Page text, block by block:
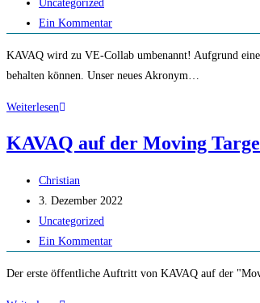
Kategorie:
Uncategorized
Beitrags-
Ein Kommentar
KAVAQ wird zu VE-Collab umbenannt! Aufgrund
behalten können. Unser neues Akronym…
WeiterlesenKAVAQ
VE-
KAVAQ auf der Moving
Beitrags-
Autor:
Christian
Beitrag
veröffentlicht:
3. Dezember 2022
Beitrags-
Kategorie:
Uncategorized
Beitrags-
Ein Kommentar
Der erste öffentliche Auftritt von KAVAQ auf der